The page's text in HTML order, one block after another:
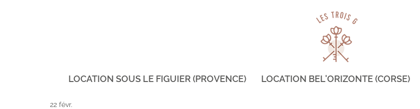
LOCATION SOUS LE FIGUIER (PROVENCE) LOCATION BEL'ORIZONTE (CORSE)
22 févr.